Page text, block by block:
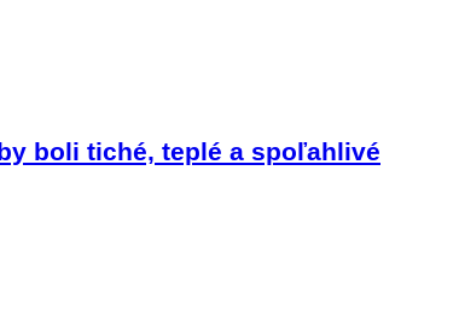
boli tiché, teplé a spoľahlivé